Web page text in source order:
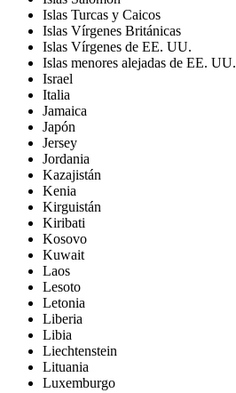
Islas Turcas y Caicos
Islas Vírgenes Británicas
Islas Vírgenes de EE. UU.
Islas menores alejadas de EE. UU.
Israel
Italia
Jamaica
Japón
Jersey
Jordania
Kazajistán
Kenia
Kirguistán
Kiribati
Kosovo
Kuwait
Laos
Lesoto
Letonia
Liberia
Libia
Liechtenstein
Lituania
Luxemburgo